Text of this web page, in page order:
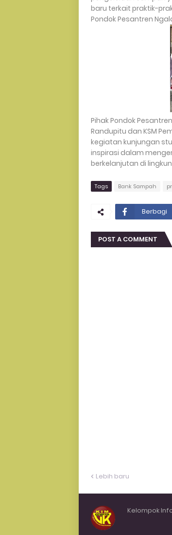
baru terkait praktik-
Pondok Pesantren
Pihak Pondok
Randupitu dan KSM
kegiatan kunjungan
inspirasi dalam
berkelanjutan di
Tags Bank Sampah
Berbagi
POST A COMMENT
Lebih baru
Kelompok